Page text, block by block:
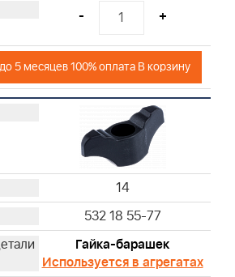
- +
5 месяцев 100% оплата В корзину
14
532 18 55-77
Гайка-барашек
Используется в агрегатах